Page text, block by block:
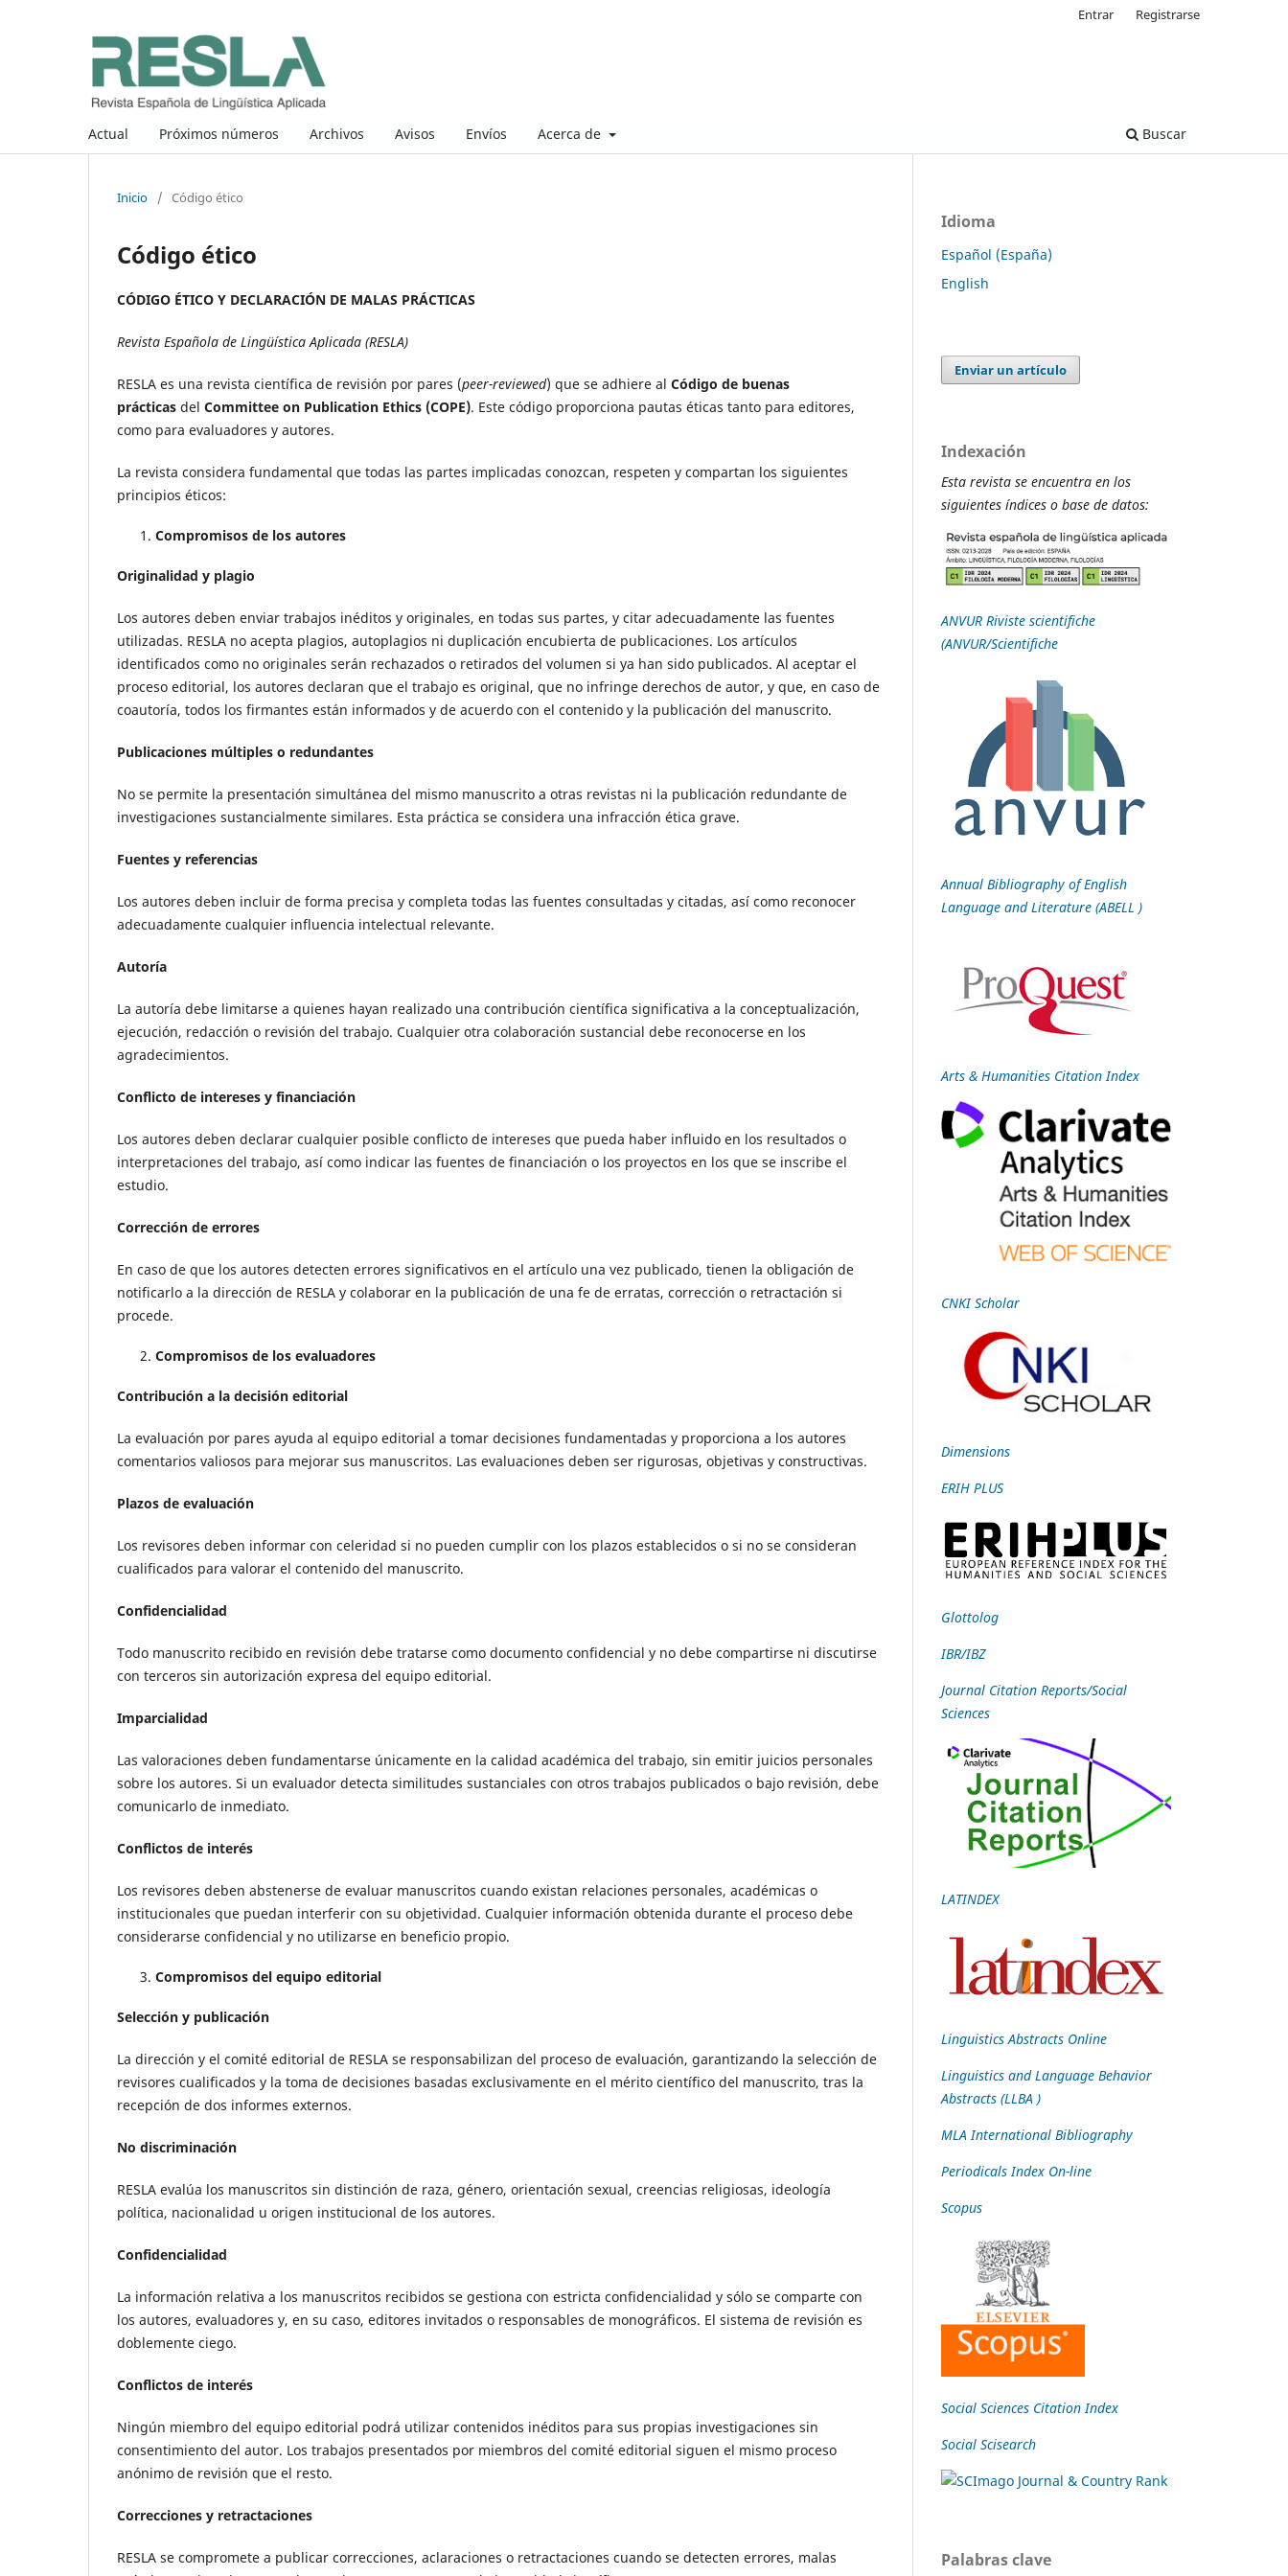
Actual Próximos números Archivos Avisos Envíos Acerca de Buscar
Entrar Registrarse
Inicio / Código ético
Código ético
CÓDIGO ÉTICO Y DECLARACIÓN DE MALAS PRÁCTICAS
Revista Española de Lingüística Aplicada (RESLA)
RESLA es una revista científica de revisión por pares (peer-reviewed) que se adhiere al Código de buenas
prácticas del Committee on Publication Ethics (COPE). Este código proporciona pautas éticas tanto para editores,
como para evaluadores y autores.
La revista considera fundamental que todas las partes implicadas conozcan, respeten y compartan los siguientes
principios éticos:
Compromisos de los autores
Originalidad y plagio
Los autores deben enviar trabajos inéditos y originales, en todas sus partes, y citar adecuadamente las fuentes
utilizadas. RESLA no acepta plagios, autoplagios ni duplicación encubierta de publicaciones. Los artículos
identificados como no originales serán rechazados o retirados del volumen si ya han sido publicados. Al aceptar el
proceso editorial, los autores declaran que el trabajo es original, que no infringe derechos de autor, y que, en caso de
coautoría, todos los firmantes están informados y de acuerdo con el contenido y la publicación del manuscrito.
Publicaciones múltiples o redundantes
No se permite la presentación simultánea del mismo manuscrito a otras revistas ni la publicación redundante de
investigaciones sustancialmente similares. Esta práctica se considera una infracción ética grave.
Fuentes y referencias
Los autores deben incluir de forma precisa y completa todas las fuentes consultadas y citadas, así como reconocer
adecuadamente cualquier influencia intelectual relevante.
Autoría
La autoría debe limitarse a quienes hayan realizado una contribución científica significativa a la conceptualización,
ejecución, redacción o revisión del trabajo. Cualquier otra colaboración sustancial debe reconocerse en los
agradecimientos.
Conflicto de intereses y financiación
Los autores deben declarar cualquier posible conflicto de intereses que pueda haber influido en los resultados o
interpretaciones del trabajo, así como indicar las fuentes de financiación o los proyectos en los que se inscribe el
estudio.
Corrección de errores
En caso de que los autores detecten errores significativos en el artículo una vez publicado, tienen la obligación de
notificarlo a la dirección de RESLA y colaborar en la publicación de una fe de erratas, corrección o retractación si
procede.
Compromisos de los evaluadores
Contribución a la decisión editorial
La evaluación por pares ayuda al equipo editorial a tomar decisiones fundamentadas y proporciona a los autores
comentarios valiosos para mejorar sus manuscritos. Las evaluaciones deben ser rigurosas, objetivas y constructivas.
Plazos de evaluación
Los revisores deben informar con celeridad si no pueden cumplir con los plazos establecidos o si no se consideran
cualificados para valorar el contenido del manuscrito.
Confidencialidad
Todo manuscrito recibido en revisión debe tratarse como documento confidencial y no debe compartirse ni discutirse
con terceros sin autorización expresa del equipo editorial.
Imparcialidad
Las valoraciones deben fundamentarse únicamente en la calidad académica del trabajo, sin emitir juicios personales
sobre los autores. Si un evaluador detecta similitudes sustanciales con otros trabajos publicados o bajo revisión, debe
comunicarlo de inmediato.
Conflictos de interés
Los revisores deben abstenerse de evaluar manuscritos cuando existan relaciones personales, académicas o
institucionales que puedan interferir con su objetividad. Cualquier información obtenida durante el proceso debe
considerarse confidencial y no utilizarse en beneficio propio.
Compromisos del equipo editorial
Selección y publicación
La dirección y el comité editorial de RESLA se responsabilizan del proceso de evaluación, garantizando la selección de
revisores cualificados y la toma de decisiones basadas exclusivamente en el mérito científico del manuscrito, tras la
recepción de dos informes externos.
No discriminación
RESLA evalúa los manuscritos sin distinción de raza, género, orientación sexual, creencias religiosas, ideología
política, nacionalidad u origen institucional de los autores.
Confidencialidad
La información relativa a los manuscritos recibidos se gestiona con estricta confidencialidad y sólo se comparte con
los autores, evaluadores y, en su caso, editores invitados o responsables de monográficos. El sistema de revisión es
doblemente ciego.
Conflictos de interés
Ningún miembro del equipo editorial podrá utilizar contenidos inéditos para sus propias investigaciones sin
consentimiento del autor. Los trabajos presentados por miembros del comité editorial siguen el mismo proceso
anónimo de revisión que el resto.
Correcciones y retractaciones
RESLA se compromete a publicar correcciones, aclaraciones o retractaciones cuando se detecten errores, malas
Idioma
Español (España)
English
Enviar un artículo
Indexación
Esta revista se encuentra en los
siguientes índices o base de datos:
ANVUR Riviste scientifiche
(ANVUR/Scientifiche
Annual Bibliography of English
Language and Literature (ABELL )
Arts & Humanities Citation Index
CNKI Scholar
Dimensions
ERIH PLUS
Glottolog
IBR/IBZ
Journal Citation Reports/Social
Sciences
LATINDEX
Linguistics Abstracts Online
Linguistics and Language Behavior
Abstracts (LLBA )
MLA International Bibliography
Periodicals Index On-line
Scopus
Social Sciences Citation Index
Social Scisearch
Palabras clave